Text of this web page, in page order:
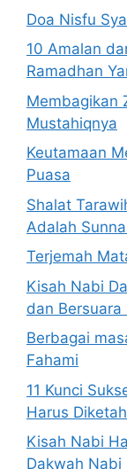
Doa Nisfu
10 Amalan
Ramadhan
Membagikan
Mustahiqnya
Keutamaan
Puasa
Shalat
Adalah
Terjemah
Kisah Nabi
dan Bersuara
Berbagai
Fahami
11 Kunci
Harus
Kisah Nabi
Dakwah Nabi